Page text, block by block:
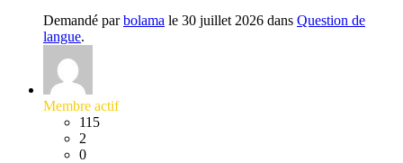
Demandé parbolama le 30 juillet 2026 dans Question de
langue.
Membre actif
115
2
0